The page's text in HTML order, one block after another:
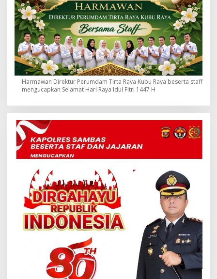
Harmawan Direktur Perumdam Tirta Raya Kubu Raya beserta staff
mengucapkan Selamat Hari Raya Idul Fitri 1447 H